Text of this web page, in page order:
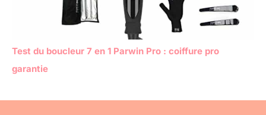
Test du boucleur 7 en 1 Parwin Pro : coiffure pro
garantie